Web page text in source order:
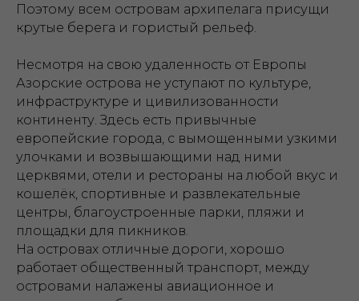
Поэтому всем островам архипелага присущи
кру­тые бе­рега и гористый рельеф.
Несмотря на свою удаленность от Европы
Азорские острова не уступают по культуре,
инфраструктуре и цивилизованности
континенту. Здесь есть привычные
европейские города, с вымощенными узкими
улочками и возвышающими над ними
церквями, отели и рестораны на любой вкус и
кошелёк, спортивные и развлекательные
центры, благоустроенные парки, пляжи и
площадки для пикников.
На островах отличные дороги, хорошо
работает общественный транспорт, между
островами налажены авиационное и